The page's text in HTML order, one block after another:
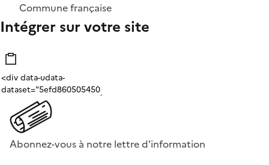
Commune française
Intégrer sur votre site
Abonnez-vous à notre lettre d'information